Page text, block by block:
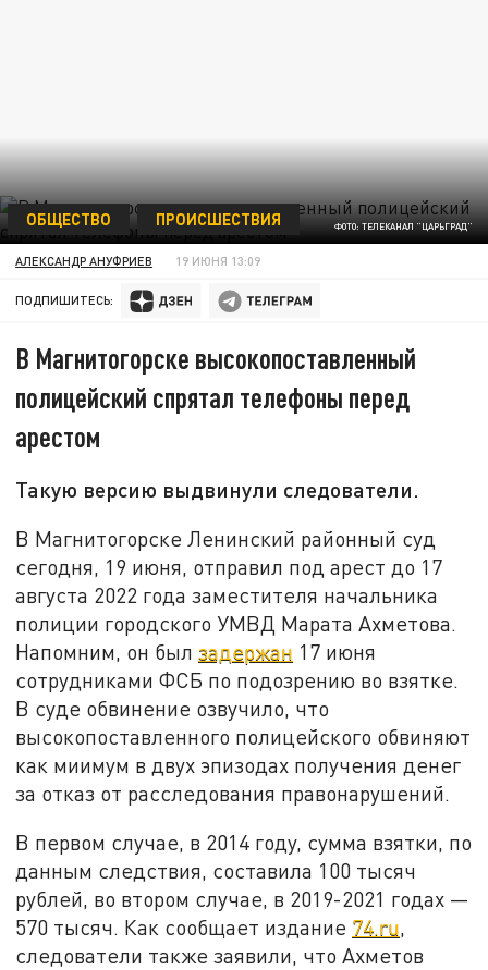
ФОТО: ТЕЛЕКАНАЛ "ЦАРЬГРАД"
ОБЩЕСТВО ПРОИСШЕСТВИЯ
АЛЕКСАНДР АНУФРИЕВ 19 ИЮНЯ 13:09
ПОДПИШИТЕСЬ:
В Магнитогорске высокопоставленный
полицейский спрятал телефоны перед
арестом
Такую версию выдвинули следователи.
В Магнитогорске Ленинский районный суд
сегодня, 19 июня, отправил под арест до 17
августа 2022 года заместителя начальника
полиции городского УМВД Марата Ахметова.
Напомним, он былзадержан 17 июня
сотрудниками ФСБ по подозрению во взятке.
В суде обвинение озвучило, что
высокопоставленного полицейского обвиняют
как миимум в двух эпизодах получения денег
за отказ от расследования правонарушений.
В первом случае, в 2014 году, сумма взятки, по
данным следствия, составила 100 тысяч
рублей, во втором случае, в 2019-2021 годах —
570 тысяч. Как сообщает издание 74.ru,
следователи также заявили, что Ахметов